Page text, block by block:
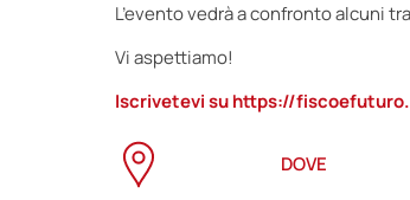
L’evento vedrà a confronto alcuni
Vi aspettiamo!
Iscrivetevi suhttps://
DOVE